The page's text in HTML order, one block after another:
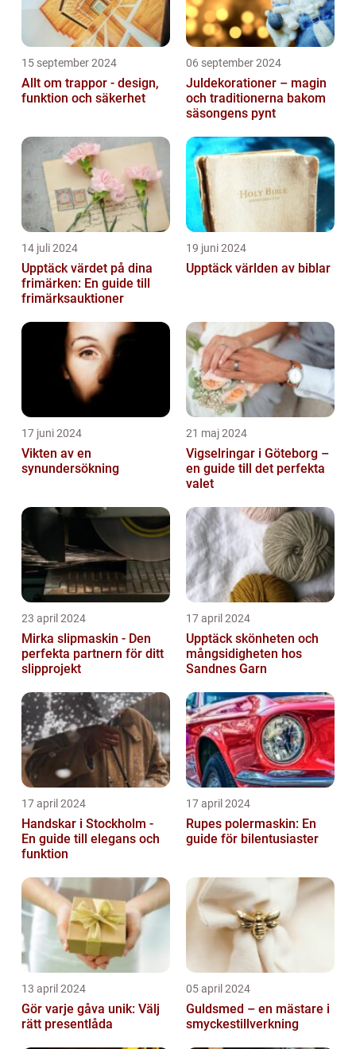
15 september 2024
Allt om trappor - design,
funktion och säkerhet
06 september 2024
Juldekorationer – magin
och traditionerna bakom
säsongens pynt
14 juli 2024
Upptäck värdet på dina
frimärken: En guide till
frimärksauktioner
19 juni 2024
Upptäck världen av biblar
17 juni 2024
Vikten av en
synundersökning
21 maj 2024
Vigselringar i Göteborg –
en guide till det perfekta
valet
23 april 2024
Mirka slipmaskin - Den
perfekta partnern för ditt
slipprojekt
17 april 2024
Upptäck skönheten och
mångsidigheten hos
Sandnes Garn
17 april 2024
Handskar i Stockholm -
En guide till elegans och
funktion
17 april 2024
Rupes polermaskin: En
guide för bilentusiaster
13 april 2024
Gör varje gåva unik: Välj
rätt presentlåda
05 april 2024
Guldsmed – en mästare i
smyckestillverkning